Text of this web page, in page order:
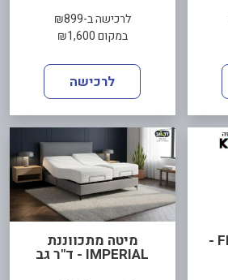
לרכישה ב-₪899
במקום ₪1,600
לרכישה
מארז מגירות FLAT - מיטה מתכווננת
IMPERIAL - ד"ר גב